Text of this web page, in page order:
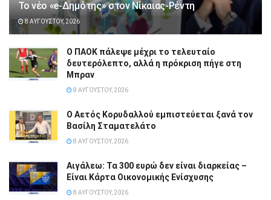
Το νέο «e-Δημότης» στον Νίκαιας-Ρέντη
8 ΑΥΓΟΎΣΤΟΥ, 2026
Ο ΠΑΟΚ πάλεψε μέχρι το τελευταίο
δευτερόλεπτο, αλλά η πρόκριση πήγε στη
Μπραν
8 ΑΥΓΟΎΣΤΟΥ, 2026
Ο Αετός Κορυδαλλού εμπιστεύεται ξανά τον
Βασίλη Σταματελάτο
8 ΑΥΓΟΎΣΤΟΥ, 2026
Αιγάλεω: Τα 300 ευρώ δεν είναι διαρκείας –
Είναι Κάρτα Οικονομικής Ενίσχυσης
8 ΑΥΓΟΎΣΤΟΥ, 2026